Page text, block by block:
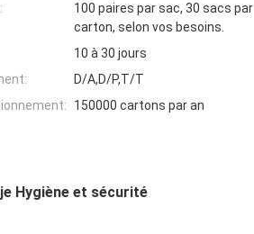
100 paires par sac, 30 sacs par
carton, selon vos besoins.
10 à 30 jours
D/A,D/P,T/T
150000 cartons par an
Hygiène et sécurité